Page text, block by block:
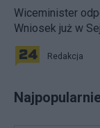
Wiceminister
Wniosek już w
Redakcja